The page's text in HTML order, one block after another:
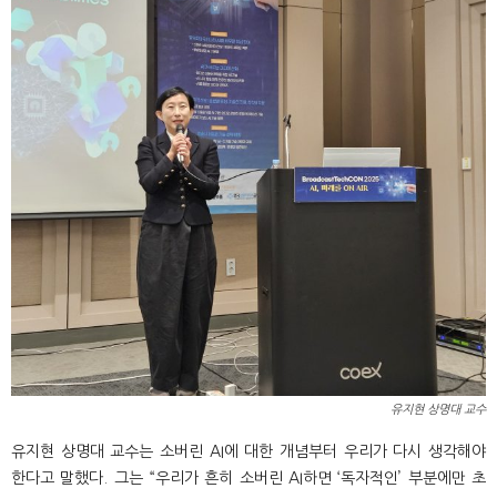
유지현 상명대 교수
유지현 상명대 교수는 소버린 AI에 대한 개념부터 우리가 다시 생각해야
한다고 말했다. 그는 “우리가 흔히 소버린 AI하면 ‘독자적인’ 부분에만 초